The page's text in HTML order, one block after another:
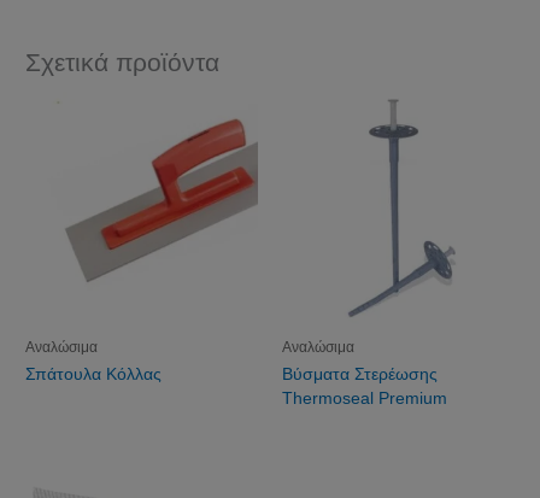
Σχετικά προϊόντα
Αναλώσιμα
Σπάτουλα Κόλλας
Αναλώσιμα
Βύσματα Στερέωσης
Thermoseal Premium